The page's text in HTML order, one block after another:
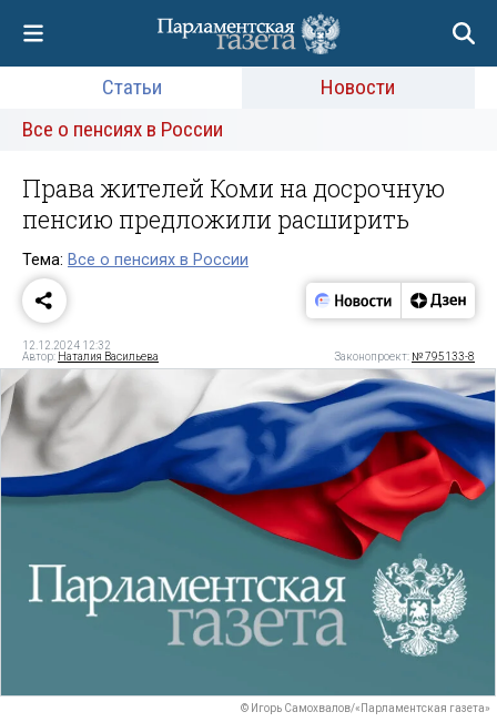
Статьи
Новости
Все о пенсиях в России
Права жителей Коми на досрочную
пенсию предложили расширить
Тема: Все о пенсиях в России
12.12.2024 12:32
Автор: Наталия Васильева Законопроект: № 795133-8
© Игорь Самохвалов/«Парламентская газета»